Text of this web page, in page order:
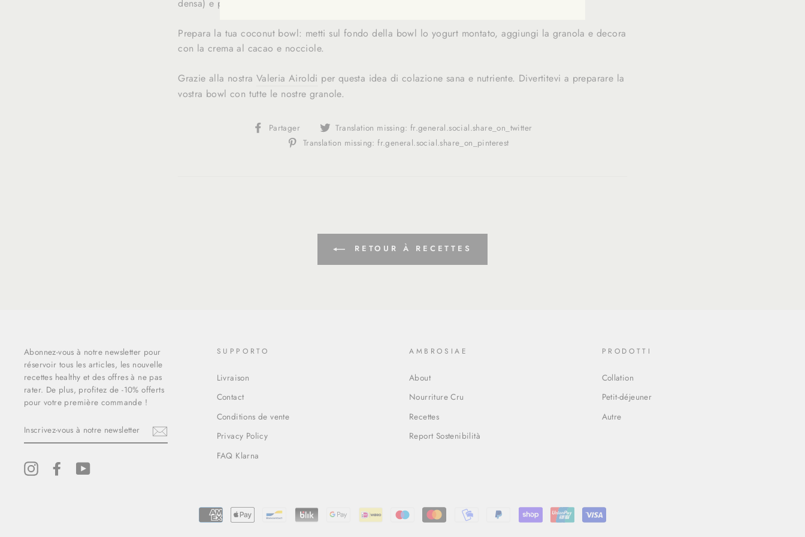
densa) e poi aggiungere la crema di nocciole. Amalgamare bene e mettere da parte.
Prepara la tua coconut bowl: metti sul fondo della bowl lo yogurt montato, aggiungi la granola e decora
con la crema al cacao e nocciole.
Grazie alla nostra Valeria Airoldi per questa idea di colazione sana e nutriente. Divertitevi a preparare la
vostra bowl con tutte le nostre granole.
Partager
Translation
missing:
Translation missing: fr.general.social.share_on_twitter
Translation missing: fr.general.social.share_on_pinterest
RETOUR À RECETTES
Abonnez-vous à notre newsletter pour
réservoir tous les articles, les nouvelle
recettes healthy et des offres à ne pas
rater. De plus, profitez de -10% offerts
pour votre première commande !
VOUS
À
NEWSLETTER
InstagramFacebookYouTube
SUPPORTO
Livraison
Contact
Conditions de vente
Privacy Policy
FAQ Klarna
AMBROSIAE
About
Nourriture Cru
Recettes
Report Sostenibilità
PRODOTTI
Collation
Petit-déjeuner
Autre